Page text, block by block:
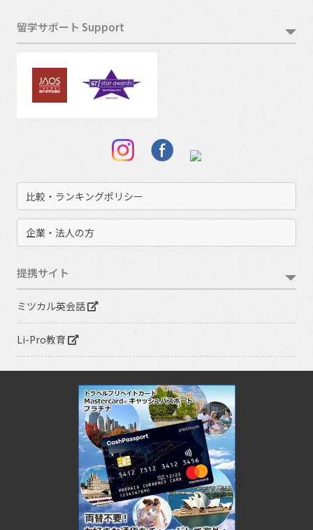
留学サポート Support
比較・ランキングポリシー
企業・法人の方
提携サイト
ミツカル英会話
Li-Pro教育